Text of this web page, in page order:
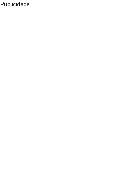
Publicidade